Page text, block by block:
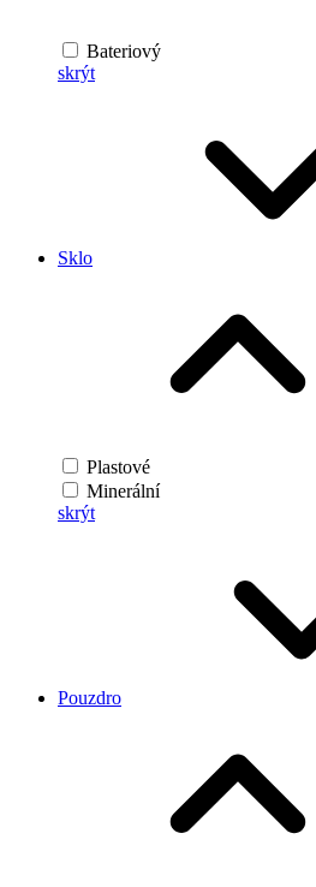
Bateriový
skrýt
Sklo
Plastové
Minerální
skrýt
Pouzdro